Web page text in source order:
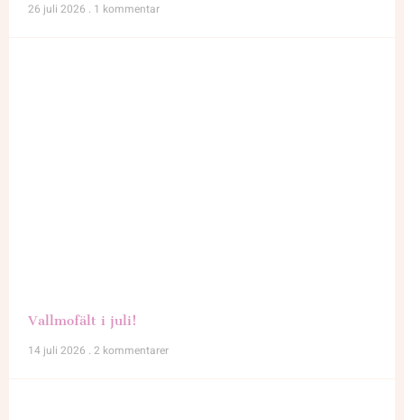
26 juli 2026
1 kommentar
Vallmofält i juli!
14 juli 2026 2 kommentarer